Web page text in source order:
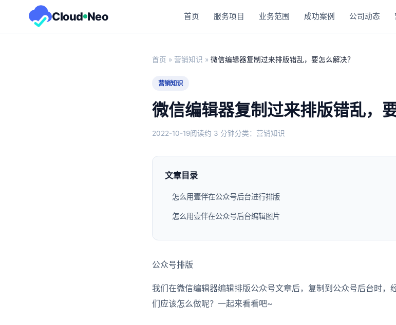
Cloud Neo 首页 服务项目 业务范围 成功案例 公司动态
首页 » 营销知识 » 微信编辑器复制过来排版错乱，要怎么解决？
营销知识
微信编辑器复制过来排版错乱，
2022-10-19阅读约 3 分钟分类：营销知识
文章目录
怎么用壹伴在公众号后台进行排版
怎么用壹伴在公众号后台编辑图片
公众号排版
我们在微信编辑器编辑排版公众号文章后，复制到公众号后台时，
们应该怎么做呢？一起来看看吧~